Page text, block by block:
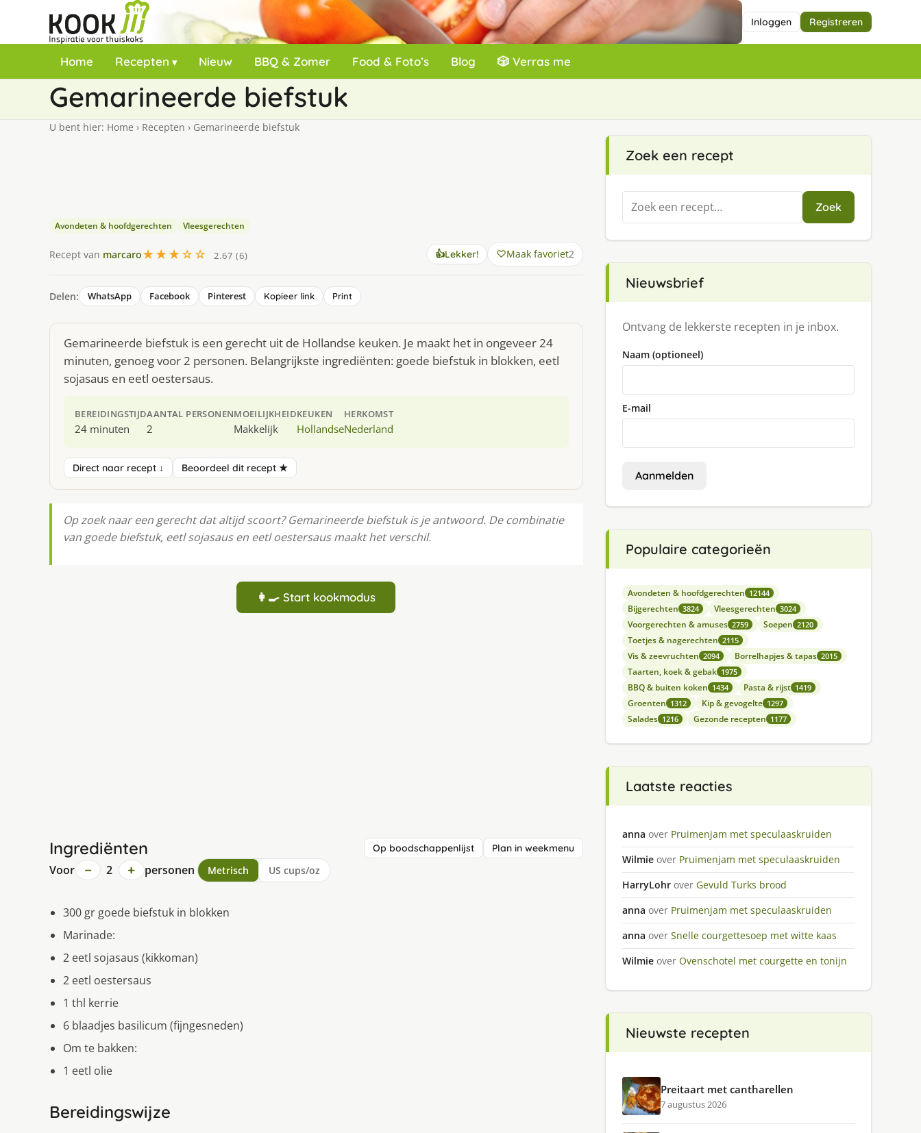
Inloggen Registreren
Home Recepten Nieuw BBQ & Zomer Food & Foto’s Blog 🎲 Verras me
Gemarineerde biefstuk
U bent hier: Home › Recepten › Gemarineerde biefstuk
Avondeten & hoofdgerechten Vleesgerechten
Recept van marcaro★★★☆☆ 2.67 (6) 👍Lekker! Maak favoriet2
Delen: WhatsApp Facebook Pinterest Kopieer link Print
Gemarineerde biefstuk is een gerecht uit de Hollandse keuken. Je maakt het in ongeveer 24
minuten, genoeg voor 2 personen. Belangrijkste ingrediënten: goede biefstuk in blokken, eetl
sojasaus en eetl oestersaus.
BEREIDINGSTIJD
24 minuten
AANTAL PERSONEN
2
MOEILIJKHEID
Makkelijk
KEUKEN
Hollandse
HERKOMST
Nederland
Direct naar recept ↓ Beoordeel dit recept ★
Op zoek naar een gerecht dat altijd scoort? Gemarineerde biefstuk is je antwoord. De combinatie
van goede biefstuk, eetl sojasaus en eetl oestersaus maakt het verschil.
👩‍🍳 Start kookmodus
Ingrediënten Op boodschappenlijst Plan in weekmenu
Voor − 2 + personen Metrisch US cups/oz
300 gr goede biefstuk in blokken
Marinade:
2 eetl sojasaus (kikkoman)
2 eetl oestersaus
1 thl kerrie
6 blaadjes basilicum (fijngesneden)
Om te bakken:
1 eetl olie
Bereidingswijze
Zoek een recept
Zoeken
naar:
Zoek
Nieuwsbrief
Ontvang de lekkerste recepten in je inbox.
Naam (optioneel)
E-mail
Aanmelden
Populaire categorieën
Avondeten & hoofdgerechten 12144
Bijgerechten 3824 Vleesgerechten 3024
Voorgerechten & amuses 2759 Soepen 2120
Toetjes & nagerechten 2115
Vis & zeevruchten 2094 Borrelhapjes & tapas 2015
Taarten, koek & gebak 1975
BBQ & buiten koken 1434 Pasta & rijst 1419
Groenten 1312 Kip & gevogelte 1297
Salades 1216 Gezonde recepten 1177
Laatste reacties
anna over Pruimenjam met speculaaskruiden
Wilmie over Pruimenjam met speculaaskruiden
HarryLohr over Gevuld Turks brood
anna over Pruimenjam met speculaaskruiden
anna over Snelle courgettesoep met witte kaas
Wilmie over Ovenschotel met courgette en tonijn
Nieuwste recepten
Preitaart met cantharellen
7 augustus 2026